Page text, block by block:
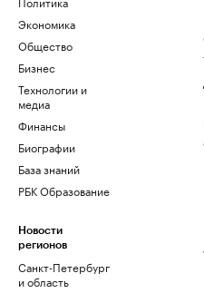
Экономика
Общество
Бизнес
Технологии и
медиа
Финансы
Биографии
База знаний
РБК Образование
Новости
регионов
Санкт-Петербург
и область